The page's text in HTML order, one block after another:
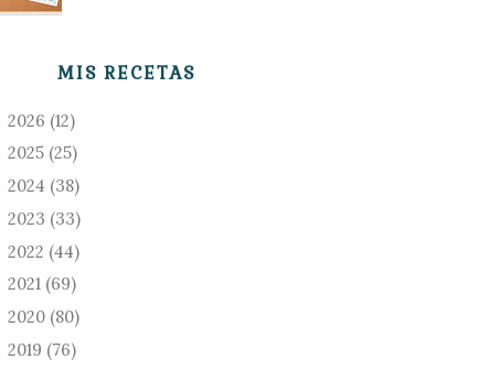
MIS RECETAS
2026 (12)
2025 (25)
2024 (38)
2023 (33)
2022 (44)
2021 (69)
2020 (80)
2019 (76)